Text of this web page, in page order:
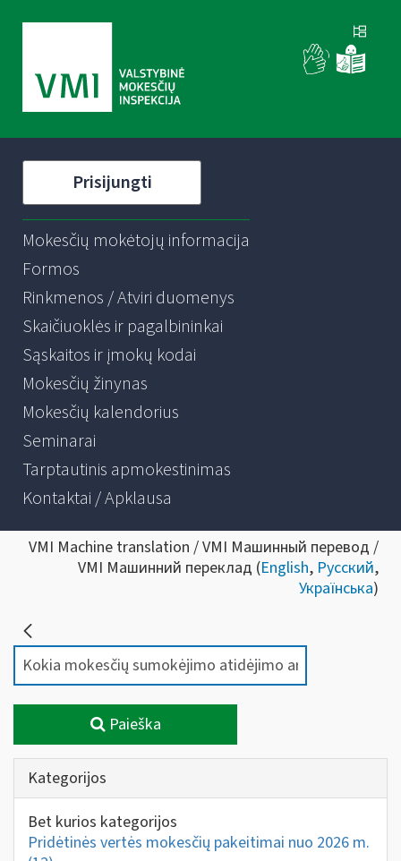
Prisijungti
Mokesčių mokėtojų informacija
Formos
Rinkmenos / Atviri duomenys
Skaičiuoklės ir pagalbininkai
Sąskaitos ir įmokų kodai
Mokesčių žinynas
Mokesčių kalendorius
Seminarai
Tarptautinis apmokestinimas
Kontaktai / Apklausa
VMI Machine translation / VMI Машинный перевод /
VMI Машинний переклад (English, Русский,
Українська)
Paieška
Kategorijos
Bet kurios kategorijos
Pridėtinės vertės mokesčių pakeitimai nuo 2026 m.